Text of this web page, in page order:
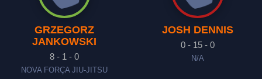
GRZEGORZ
JANKOWSKI
8 - 1 - 0
NOVA FORÇA JIU-JITSU
JOSH DENNIS
0 - 15 - 0
N/A